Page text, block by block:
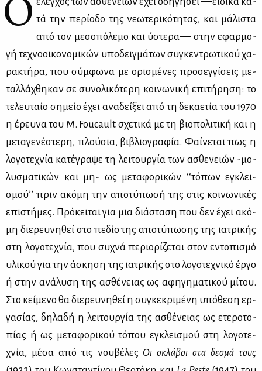
τά την πε­ρί­ο­δο της νε­ω­τε­ρι­κό­τη­τας, και μά­λι­στα
από τον με­σο­πό­λε­μο και ύστε­ρα― στην εφαρ­μο­
γή τε­χνο­οι­κο­νο­μι­κών υπο­δειγ­μά­των συ­γκε­ντρω­τι­κού χα­
ρα­κτή­ρα, που σύμ­φω­να με ορι­σμέ­νες προ­σεγ­γί­σεις με­
ταλ­λά­χθη­καν σε συ­νο­λι­κό­τε­ρη κοι­νω­νι­κή επι­τή­ρη­ση: το
τε­λευ­ταίο ση­μείο έχει ανα­δεί­ξει από τη δε­κα­ε­τία του 1970
η έρευ­να του Μ. Foucault σχε­τι­κά με τη βιο­πο­λι­τι­κή και η
με­τα­γε­νέ­στε­ρη, πλού­σια, βι­βλιο­γρα­φία. Φαί­νε­ται πως η
λο­γο­τε­χνία κα­τέ­γρα­ψε τη λει­τουρ­γία των ασθε­νειών -μο­
λυ­σμα­τι­κών και μη- ως με­τα­φο­ρι­κών ‘‘τό­πων εγκλει­
σμού­’’ πριν ακό­μη την απο­τύ­πω­σή της στις κοι­νω­νι­κές
επι­στή­μες. Πρό­κει­ται για μια διά­στα­ση που δεν έχει ακό­
μη διε­ρευ­νη­θεί στο πε­δίο της απο­τύ­πω­σης της ια­τρι­κής
στη λο­γο­τε­χνία, που συ­χνά πε­ριο­ρί­ζε­ται στον εντο­πι­σμό
υλι­κού για την άσκη­ση της ια­τρι­κής στο λο­γο­τε­χνι­κό έρ­γο
ή στην ανά­λυ­ση της ασθέ­νειας ως αφη­γη­μα­τι­κού μί­του.
Στο κεί­με­νο θα διε­ρευ­νη­θεί η συ­γκε­κρι­μέ­νη υπό­θε­ση ερ­
γα­σί­ας, δη­λα­δή η λει­τουρ­γία της ασθέ­νειας ως ετε­ρο­το­
πί­ας ή ως με­τα­φο­ρι­κού τό­που εγκλει­σμού στη λο­γο­τε­
χνία, μέ­σα από τις νου­βέ­λες Οι σκλά­βοι στα δε­σμά τους